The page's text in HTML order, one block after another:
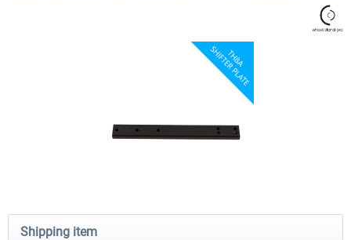
Wheel Stand Pro Upgrade - Universal
Shipping item